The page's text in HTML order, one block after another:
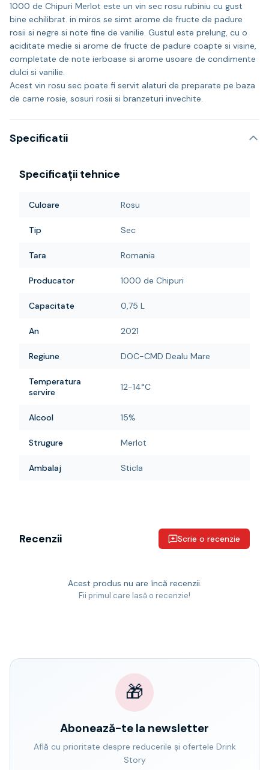
1000 de Chipuri Merlot este un vin sec rosu rubiniu cu gust
bine echilibrat. in miros se simt arome de fructe de padure
rosii si negre si note fine de vanilie. Gustul este prelung, cu o
aciditate medie si arome de fructe de padure coapte si visine,
completate de note ierboase si arome usoare de condimente
dulci si vanilie.
Acest vin rosu sec poate fi servit alaturi de preparate pe baza
de carne rosie, sosuri rosii si branzeturi invechite.
Specificatii
Specificații tehnice
Culoare Rosu
Tip Sec
Tara Romania
Producator 1000 de Chipuri
Capacitate 0,75 L
An 2021
Regiune DOC-CMD Dealu Mare
Temperatura
servire
12-14°C
Alcool 15%
Strugure Merlot
Ambalaj Sticla
Recenzii Scrie o recenzie
Acest produs nu are încă recenzii.
Fii primul care lasă o recenzie!
🎁
Abonează-te la newsletter
Află cu prioritate despre reducerile și ofertele Drink
Story